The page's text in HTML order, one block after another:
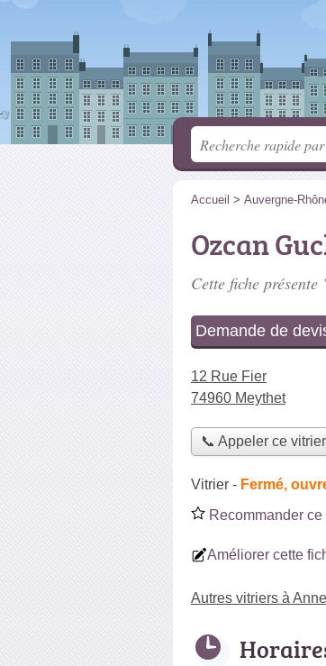
Accueil > Auvergne-
Ozcan
Cette fiche
Demande de
12 Rue Fier
74960 Meythet
📞 Appeler ce vitrier
Vitrier - Fermé,
Recommander ce
Améliorer cette
Autres vitriers à